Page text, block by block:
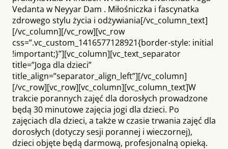
Vedanta w Neyyar Dam . Miłośniczka i fascynatka
zdrowego stylu życia i odżywiania[/vc_column_text]
[/vc_column][/vc_row][vc_row
css=”.vc_custom_1416577128921{border-style: initial
!important;}”][vc_column][vc_text_separator
title=”Joga dla dzieci”
title_align=”separator_align_left”][/vc_column]
[/vc_row][vc_row][vc_column][vc_column_text]W
trakcie porannych zajęć dla dorosłych prowadzone
będą 30 minutowe zajęcia jogi dla dzieci. Po
zajęciach dla dzieci, a także w czasie trwania zajęć dla
dorosłych (dotyczy sesji porannej i wieczornej),
dzieci objęte będą darmową, profesjonalną opieką.